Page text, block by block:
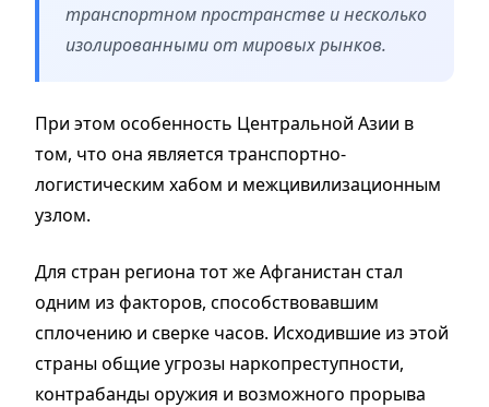
транспортном пространстве и несколько
изолированными от мировых рынков.
При этом особенность Центральной Азии в
том, что она является транспортно-
логистическим хабом и межцивилизационным
узлом.
Для стран региона тот же Афганистан стал
одним из факторов, способствовавшим
сплочению и сверке часов. Исходившие из этой
страны общие угрозы наркопреступности,
контрабанды оружия и возможного прорыва